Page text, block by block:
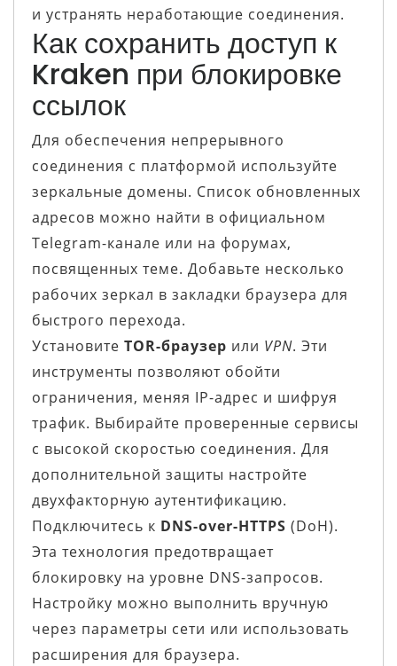
и устранять неработающие соединения.
Как сохранить доступ к
Kraken при блокировке
ссылок
Для обеспечения непрерывного
соединения с платформой используйте
зеркальные домены. Список обновленных
адресов можно найти в официальном
Telegram-канале или на форумах,
посвященных теме. Добавьте несколько
рабочих зеркал в закладки браузера для
быстрого перехода.
Установите TOR-браузер или VPN. Эти
инструменты позволяют обойти
ограничения, меняя IP-адрес и шифруя
трафик. Выбирайте проверенные сервисы
с высокой скоростью соединения. Для
дополнительной защиты настройте
двухфакторную аутентификацию.
Подключитесь к DNS-over-HTTPS (DoH).
Эта технология предотвращает
блокировку на уровне DNS-запросов.
Настройку можно выполнить вручную
через параметры сети или использовать
расширения для браузера.